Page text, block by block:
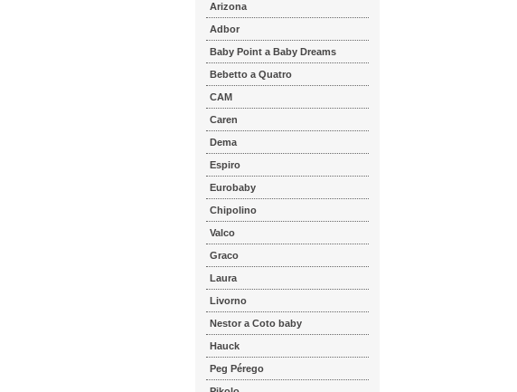
Arizona
Adbor
Baby Point a Baby Dreams
Bebetto a Quatro
CAM
Caren
Dema
Espiro
Eurobaby
Chipolino
Valco
Graco
Laura
Livorno
Nestor a Coto baby
Hauck
Peg Pérego